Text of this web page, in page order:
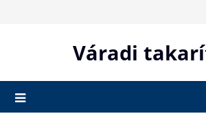
Váradi